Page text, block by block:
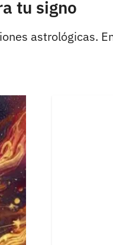
tu signo
astrológicas.